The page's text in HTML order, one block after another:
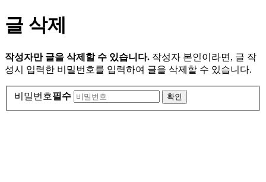
글 삭제
작성자만 글을 삭제할 수 있습니다. 작성자 본인이라면, 글 작
성시 입력한 비밀번호를 입력하여 글을 삭제할 수 있습니다.
비밀번호필수